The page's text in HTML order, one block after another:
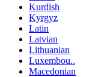
Kurdish
Kyrgyz
Latin
Latvian
Lithuanian
Luxembou..
Macedonian